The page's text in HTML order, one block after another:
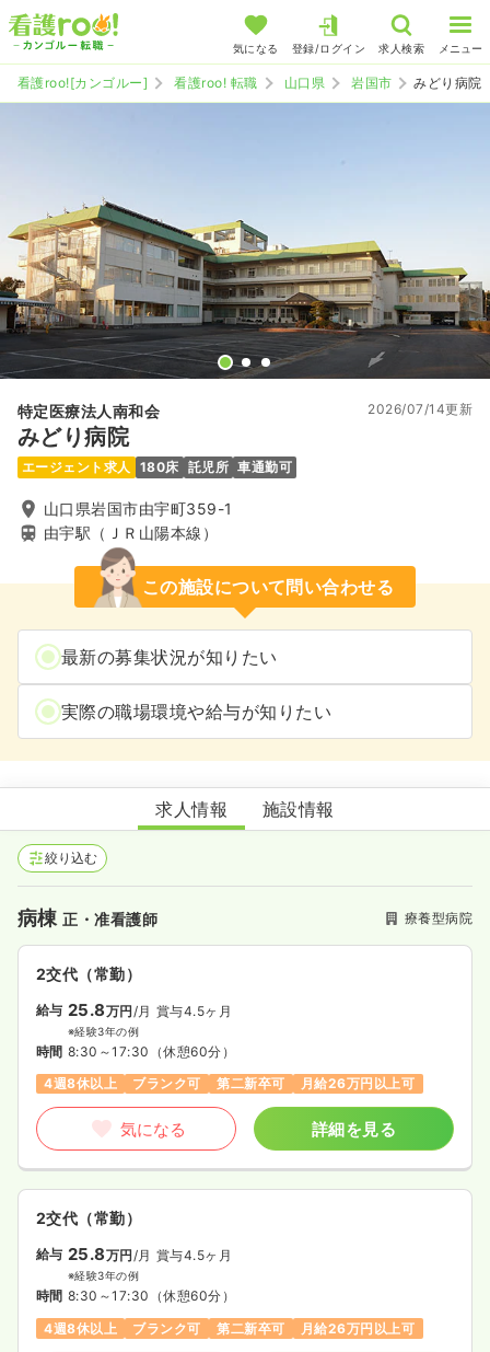
気になる 登録/ログイン 求人検索 メニュー
看護roo![カンゴルー] 看護roo! 転職 山口県 岩国市 みどり病院
特定医療法人南和会
みどり病院
2026/07/14更新
エージェント求人 180床 託児所 車通勤可
山口県岩国市由宇町359-1
由宇駅（ＪＲ山陽本線）
この施設について問い合わせる
最新の募集状況が知りたい
実際の職場環境や給与が知りたい
みどり病院
求人情報 施設情報
絞り込む
病棟正・准看護師 療養型病院
2交代（常勤）
給与 25.8万円/月 賞与4.5ヶ月
※経験3年の例
時間 8:30～17:30 （休憩60分）
4週8休以上
ブランク可 第二新卒可 月給26万円以上可
気になる 詳細を見る
2交代（常勤）
給与 25.8万円/月 賞与4.5ヶ月
※経験3年の例
時間 8:30～17:30 （休憩60分）
4週8休以上
ブランク可 第二新卒可 月給26万円以上可